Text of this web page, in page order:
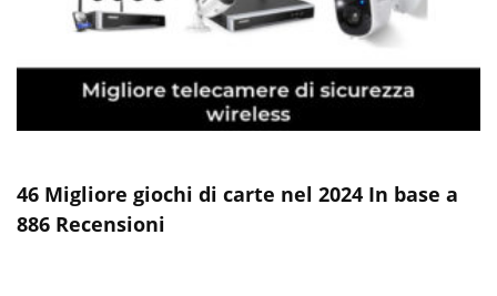
46 Migliore giochi di carte nel 2024 In base a
886 Recensioni